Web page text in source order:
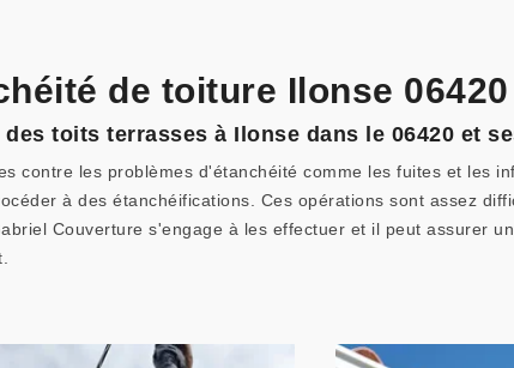
de toiture Ilonse 06420
toits terrasses à Ilonse dans le 06420 et
contre les problèmes d'étanchéité comme les fuites et les
à des étanchéifications. Ces opérations sont assez
Couverture s'engage à les effectuer et il peut assurer